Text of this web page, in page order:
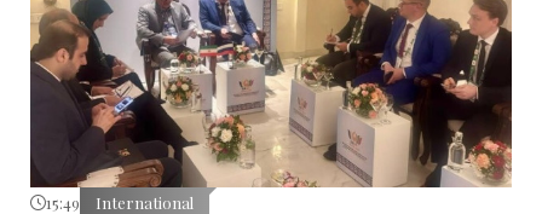
15:49 International